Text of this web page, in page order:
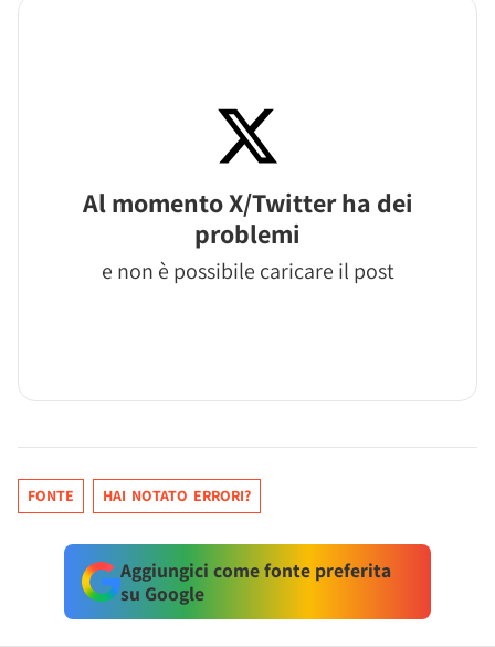
Al momento X/Twitter ha dei
problemi
e non è possibile caricare il post
FONTE HAI NOTATO ERRORI?
Aggiungici come fonte preferita
su Google